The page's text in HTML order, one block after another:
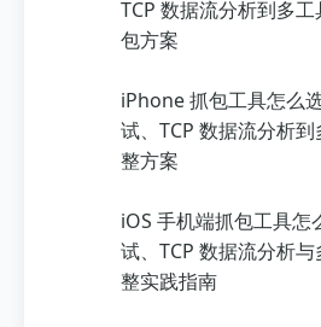
TCP 数据流分析到多
包方案
iPhone 抓包工具怎么
试、TCP 数据流分析
整方案
iOS 手机端抓包工具怎
试、TCP 数据流分析
整实践指南